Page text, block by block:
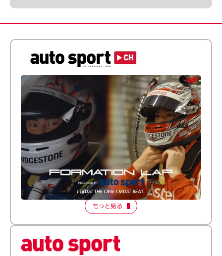
倒す相手を、信じてる。小林利徠斗 × 野村勇斗
【FORMATION LAP Produced by auto sport】
2026 Episode 2
もっと見る